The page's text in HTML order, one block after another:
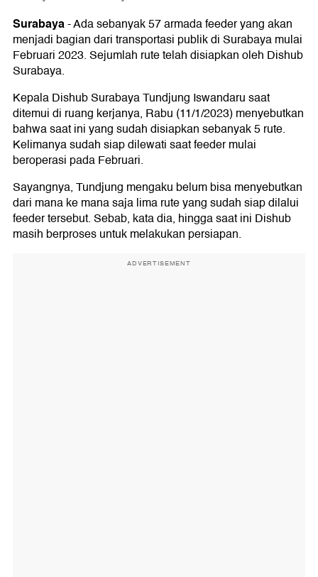
Surabaya-Ada sebanyak 57 armada feeder yang akan
menjadi bagian dari transportasi publik di Surabaya mulai
Februari 2023. Sejumlah rute telah disiapkan oleh Dishub
Surabaya.
Kepala Dishub Surabaya Tundjung Iswandaru saat
ditemui di ruang kerjanya, Rabu (11/1/2023) menyebutkan
bahwa saat ini yang sudah disiapkan sebanyak 5 rute.
Kelimanya sudah siap dilewati saat feeder mulai
beroperasi pada Februari.
Sayangnya, Tundjung mengaku belum bisa menyebutkan
dari mana ke mana saja lima rute yang sudah siap dilalui
feeder tersebut. Sebab, kata dia, hingga saat ini Dishub
masih berproses untuk melakukan persiapan.
ADVERTISEMENT